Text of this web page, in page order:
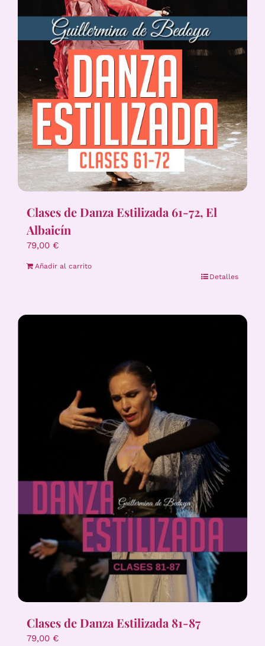
Clases de Danza Estilizada 61-72, El
Albaicín
79,00 €
Añadir al carrito
Detalles
Clases de Danza Estilizada 81-87
79,00 €